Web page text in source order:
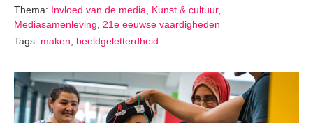
Thema: Invloed van de media, Kunst & cultuur,
Mediasamenleving, 21e eeuwse vaardigheden
Tags: maken, beeldgeletterdheid